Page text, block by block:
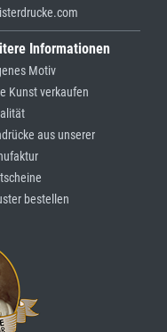
Informationen
Motiv
Kunst verkaufen
aus unserer
bestellen